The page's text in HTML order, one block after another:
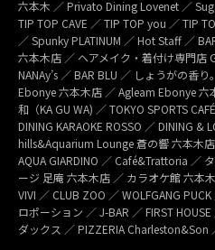
六本木 ／ Privato Dining Lovenet ／
TIP TOP CAVE ／ TIP TOP you ／ TIP
／ Spunky PLATINUM ／ Hot Staff ／
六本木店 ／ ヘアメイク・着付け専門店
NANAy’s ／ BAR BLU ／ しょうがの香
Ebonye 六本木店 ／ Agleam Ebonye 六
和（KA GU WA) ／ TOKYO SPORTS
DINING KARAOKE ROSSO ／ DINING &
hills&Aquarium Lounge 蒼の響 六本木
AQUA GIARDINO ／ Café&Trattoria ／
ージ 足庵 六本木店 ／ カラオケ館 六本
VIVI ／ CLUB ZOO ／ WOLFGANG
ロポーション ／ J-BAR ／ FIRST
ダックス ／ PIZZERIA Charleston&Son